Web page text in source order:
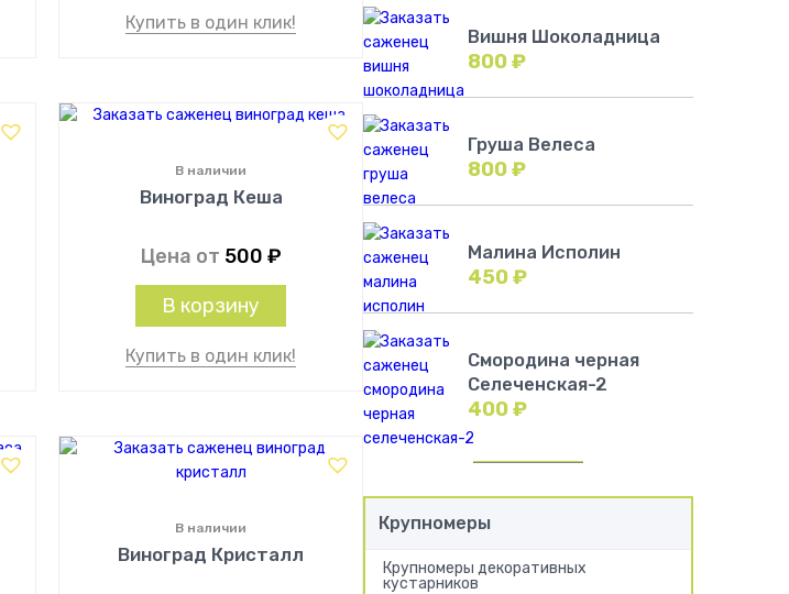
Купить в один клик!
Виноград Кеша
В наличии
Цена от 500 ₽
В корзину
Купить в один клик!
Виноград Кристалл
В наличии
Вишня Шоколадница
800₽
Груша Велеса
800₽
Малина Исполин
450₽
Смородина черная
Селеченская-2
400₽
Крупномеры
Крупномеры декоративных
кустарников